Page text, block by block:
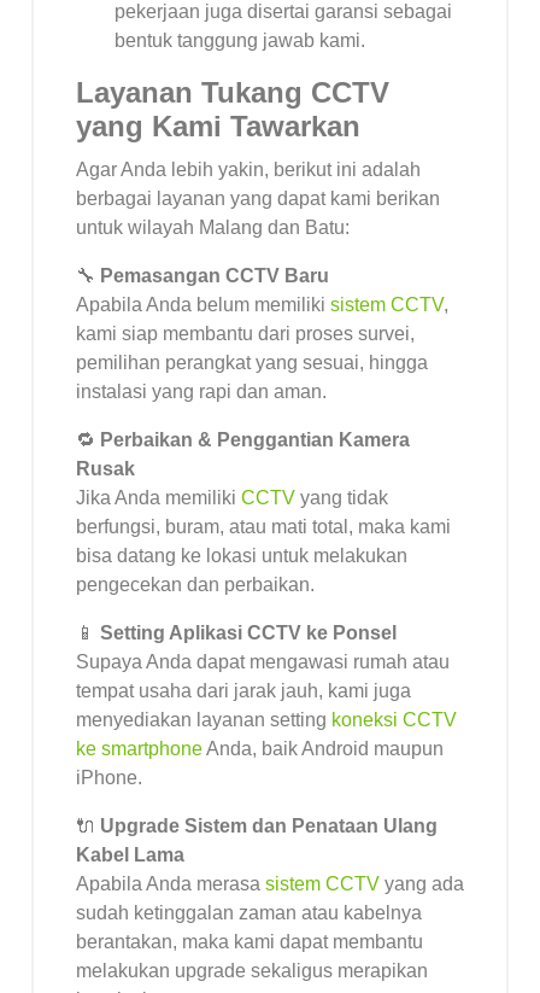
pekerjaan juga disertai garansi sebagai
bentuk tanggung jawab kami.
Layanan Tukang CCTV
yang Kami Tawarkan
Agar Anda lebih yakin, berikut ini adalah
berbagai layanan yang dapat kami berikan
untuk wilayah Malang dan Batu:
🔧 Pemasangan CCTV Baru
Apabila Anda belum memiliki sistem CCTV,
kami siap membantu dari proses survei,
pemilihan perangkat yang sesuai, hingga
instalasi yang rapi dan aman.
🔁 Perbaikan & Penggantian Kamera
Rusak
Jika Anda memiliki CCTV yang tidak
berfungsi, buram, atau mati total, maka kami
bisa datang ke lokasi untuk melakukan
pengecekan dan perbaikan.
📱 Setting Aplikasi CCTV ke Ponsel
Supaya Anda dapat mengawasi rumah atau
tempat usaha dari jarak jauh, kami juga
menyediakan layanan setting koneksi CCTV
ke smartphoneAnda, baik Android maupun
iPhone.
🔌 Upgrade Sistem dan Penataan Ulang
Kabel Lama
Apabila Anda merasa sistem CCTV yang ada
sudah ketinggalan zaman atau kabelnya
berantakan, maka kami dapat membantu
melakukan upgrade sekaligus merapikan